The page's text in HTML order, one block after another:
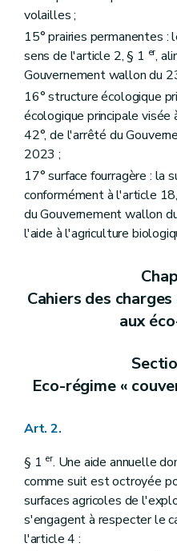
volailles ;
15° prairies permanentes :
sens de l'article 2, § 1 er,
Gouvernement wallon du
16° structure écologique
écologique principale visée
42°, de l'arrêté du
2023 ;
17° surface fourragère : la
conformément à l'article
du Gouvernement wallon
l'aide à l'agriculture
Cahiers des
aux
Eco-régime «
Art. 2.
§ 1 er. Une aide annuelle
comme suit est octroyée
surfaces agricoles de
s'engagent à respecter le
l'article 4 :